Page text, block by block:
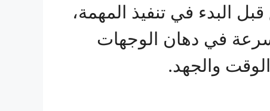
البدء في تنفيذ المهمة،
في دهان الوجهات
والجهد.